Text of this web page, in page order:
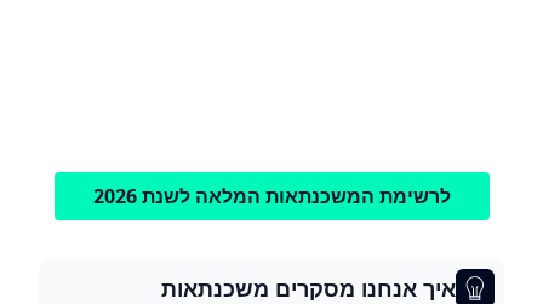
לרשימת המשכנתאות המלאה לשנת 2026
איך אנחנו מסקרים משכנתאות